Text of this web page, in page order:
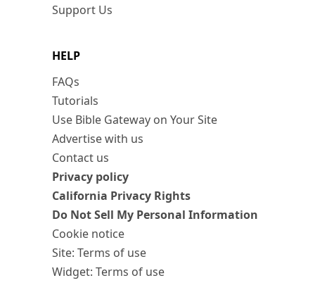
Support Us
HELP
FAQs
Tutorials
Use Bible Gateway on Your Site
Advertise with us
Contact us
Privacy policy
California Privacy Rights
Do Not Sell My Personal Information
Cookie notice
Site: Terms of use
Widget: Terms of use